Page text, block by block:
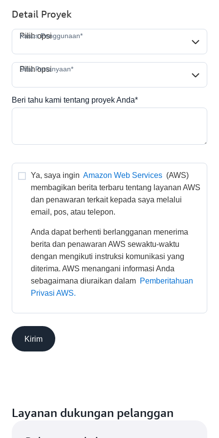
Detail Proyek
Kasus Penggunaan*
Pilih opsi
Sifat Pertanyaan*
Pilih opsi
Beri tahu kami tentang proyek Anda*
Ya, saya ingin Amazon Web Services (AWS)
membagikan berita terbaru tentang layanan AWS
dan penawaran terkait kepada saya melalui
email, pos, atau telepon.
Anda dapat berhenti berlangganan menerima
berita dan penawaran AWS sewaktu-waktu
dengan mengikuti instruksi komunikasi yang
diterima. AWS menangani informasi Anda
sebagaimana diuraikan dalam Pemberitahuan
Privasi AWS.
Kirim
Layanan dukungan pelanggan